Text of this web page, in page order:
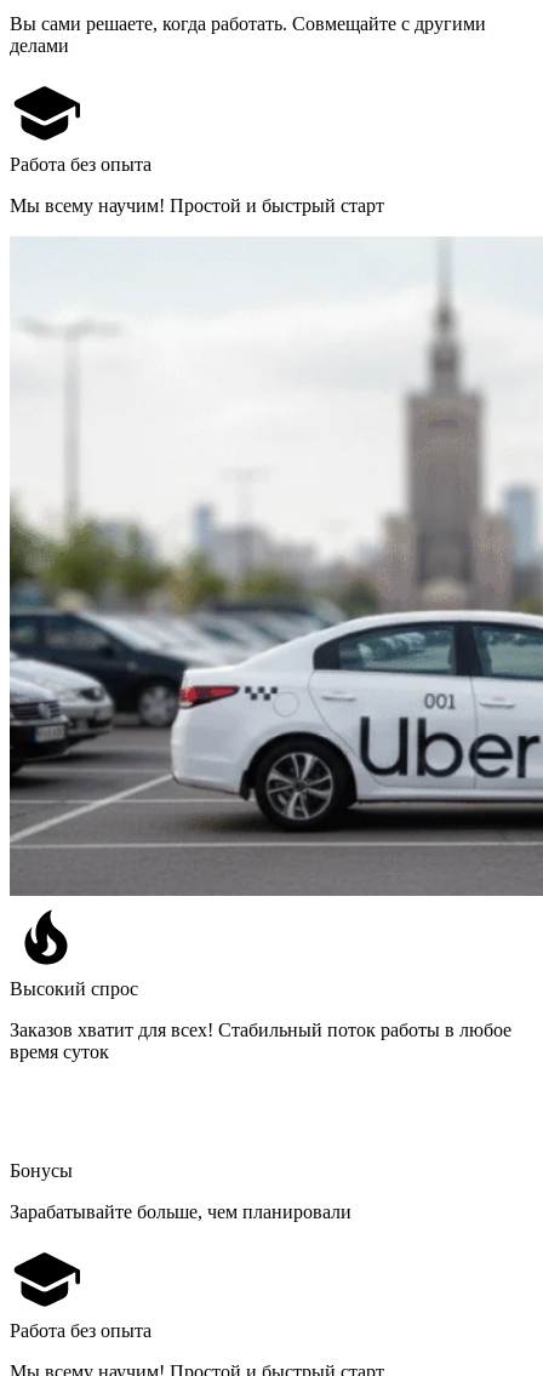
Вы сами решаете, когда работать. Совмещайте с другими
делами
Работа без опыта
Мы всему научим! Простой и быстрый старт
Высокий спрос
Заказов хватит для всех! Стабильный поток работы в любое
время суток
Бонусы
Зарабатывайте больше, чем планировали
Работа без опыта
Мы всему научим! Простой и быстрый старт